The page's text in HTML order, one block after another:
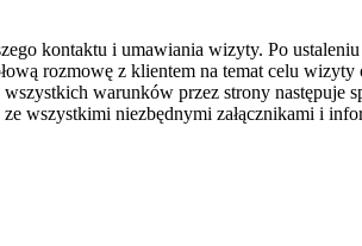
kontaktu i umawiania wizyty. Po
rozmowę z klientem na temat celu
warunków przez strony następuje
wszystkimi niezbędnymi załącznikami i